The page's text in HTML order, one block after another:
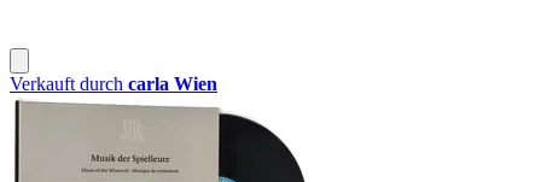
Verkauft durch carla Wien